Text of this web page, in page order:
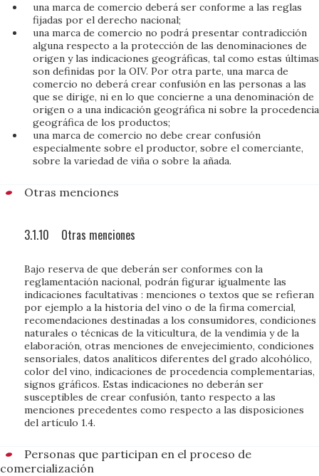
una marca de comercio deberá ser conforme a las reglas
fijadas por el derecho nacional;
una marca de comercio no podrá presentar contradicción
alguna respecto a la protección de las denominaciones de
origen y las indicaciones geográficas, tal como estas últimas
son definidas por la OIV. Por otra parte, una marca de
comercio no deberá crear confusión en las personas a las
que se dirige, ni en lo que concierne a una denominación de
origen o a una indicación geográfica ni sobre la procedencia
geográfica de los productos;
una marca de comercio no debe crear confusión
especialmente sobre el productor, sobre el comerciante,
sobre la variedad de viña o sobre la añada.
Otras menciones
3.1.10 Otras menciones
Bajo reserva de que deberán ser conformes con la
reglamentación nacional, podrán figurar igualmente las
indicaciones facultativas : menciones o textos que se refieran
por ejemplo a la historia del vino o de la firma comercial,
recomendaciones destinadas a los consumidores, condiciones
naturales o técnicas de la viticultura, de la vendimia y de la
elaboración, otras menciones de envejecimiento, condiciones
sensoriales, datos analíticos diferentes del grado alcohólico,
color del vino, indicaciones de procedencia complementarias,
signos gráficos. Estas indicaciones no deberán ser
susceptibles de crear confusión, tanto respecto a las
menciones precedentes como respecto a las disposiciones
del artículo 1.4.
Personas que participan en el proceso de
comercialización